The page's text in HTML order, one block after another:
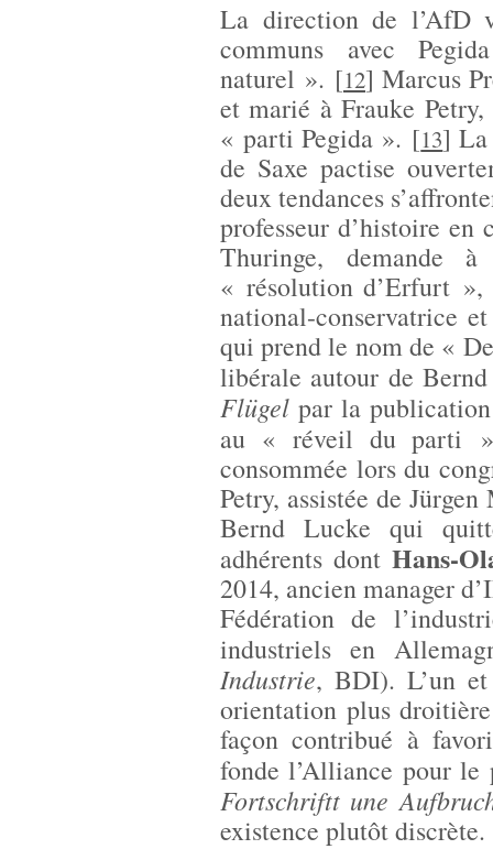
La direction de l’AfD
communs avec
naturel ». [12] Marcus
et marié à Frauke
« parti Pegida ». [13]
de Saxe pactise
deux tendances
professeur d’histoire
Thuringe, demande
« résolution d’Erfurt »,
national-conservatrice
qui prend le nom de «
libérale autour de
Flügel par la
au « réveil du parti
consommée lors du
Petry, assistée de
Bernd Lucke qui
adhérents dontHans-
2014, ancien manager
Fédération de
industriels en
Industrie, BDI). L’un et
orientation plus
façon contribué à
fonde l’Alliance pour le
Fortschriftt une
existence plutôt discrète.